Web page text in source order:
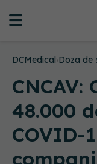
DCMedical›Doza de
CNCAV:
48.000
COVID-